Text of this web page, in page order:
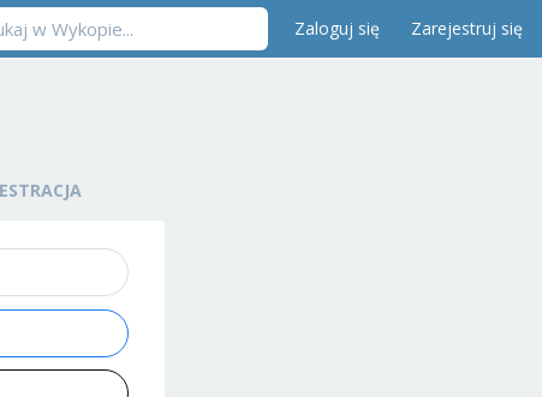
Zaloguj się Zarejestruj się